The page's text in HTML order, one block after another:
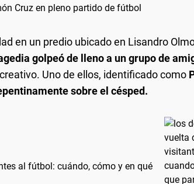
en un predio ubicado en Lisandro
golpeó de lleno a un grupo de
Uno de ellos, identificado como
sobre el césped.
al fútbol: cuándo, cómo y en qué